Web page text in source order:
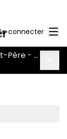
Se connecter
Concertation sur la section Port-Saint-Père - Le Pont Béranger de la route Nantes-Pornic